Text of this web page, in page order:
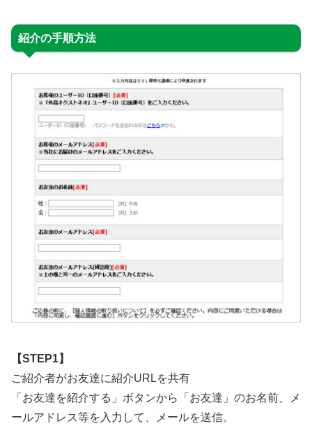
紹介の手順方法
【STEP1】
ご紹介者がお友達に紹介URLを共有
「お友達を紹介する」ボタンから「お友達」のお名前、メ
ールアドレス等を入力して、メールを送信。